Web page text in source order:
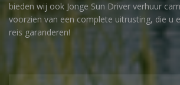
bieden wij ook Jonge Sun Driver verhuur
voorzien van een complete uitrusting, die u
reis garanderen!